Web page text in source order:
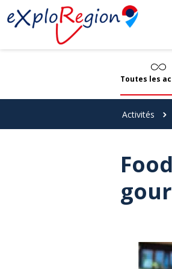
Panneau de gestion des cookies
Toutes les
Activités